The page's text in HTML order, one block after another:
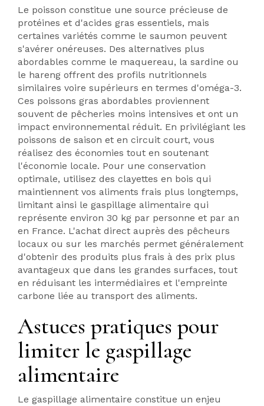
Le poisson constitue une source précieuse de
protéines et d'acides gras essentiels, mais
certaines variétés comme le saumon peuvent
s'avérer onéreuses. Des alternatives plus
abordables comme le maquereau, la sardine ou
le hareng offrent des profils nutritionnels
similaires voire supérieurs en termes d'oméga-3.
Ces poissons gras abordables proviennent
souvent de pêcheries moins intensives et ont un
impact environnemental réduit. En privilégiant les
poissons de saison et en circuit court, vous
réalisez des économies tout en soutenant
l'économie locale. Pour une conservation
optimale, utilisez des clayettes en bois qui
maintiennent vos aliments frais plus longtemps,
limitant ainsi le gaspillage alimentaire qui
représente environ 30 kg par personne et par an
en France. L'achat direct auprès des pêcheurs
locaux ou sur les marchés permet généralement
d'obtenir des produits plus frais à des prix plus
avantageux que dans les grandes surfaces, tout
en réduisant les intermédiaires et l'empreinte
carbone liée au transport des aliments.
Astuces pratiques pour
limiter le gaspillage
alimentaire
Le gaspillage alimentaire constitue un enjeu